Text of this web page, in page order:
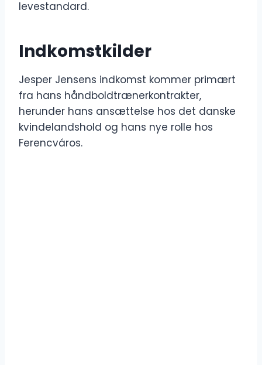
levestandard.
Indkomstkilder
Jesper Jensens indkomst kommer primært
fra hans håndboldtrænerkontrakter,
herunder hans ansættelse hos det danske
kvindelandshold og hans nye rolle hos
Ferencváros.